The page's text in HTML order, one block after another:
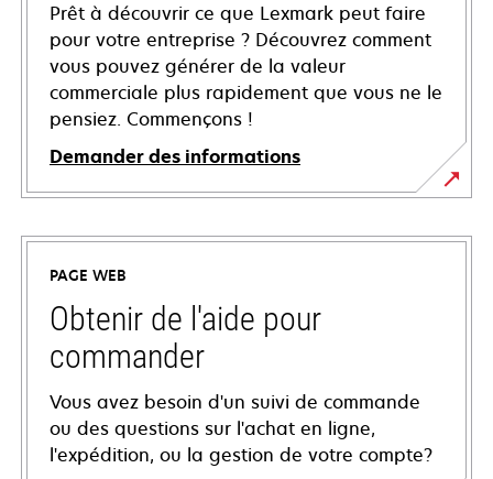
Prêt à découvrir ce que Lexmark peut faire
pour votre entreprise ? Découvrez comment
vous pouvez générer de la valeur
commerciale plus rapidement que vous ne le
pensiez. Commençons !
Demander des informations
PAGE WEB
Obtenir de l'aide pour
commander
Vous avez besoin d'un suivi de commande
ou des questions sur l'achat en ligne,
l'expédition, ou la gestion de votre compte?